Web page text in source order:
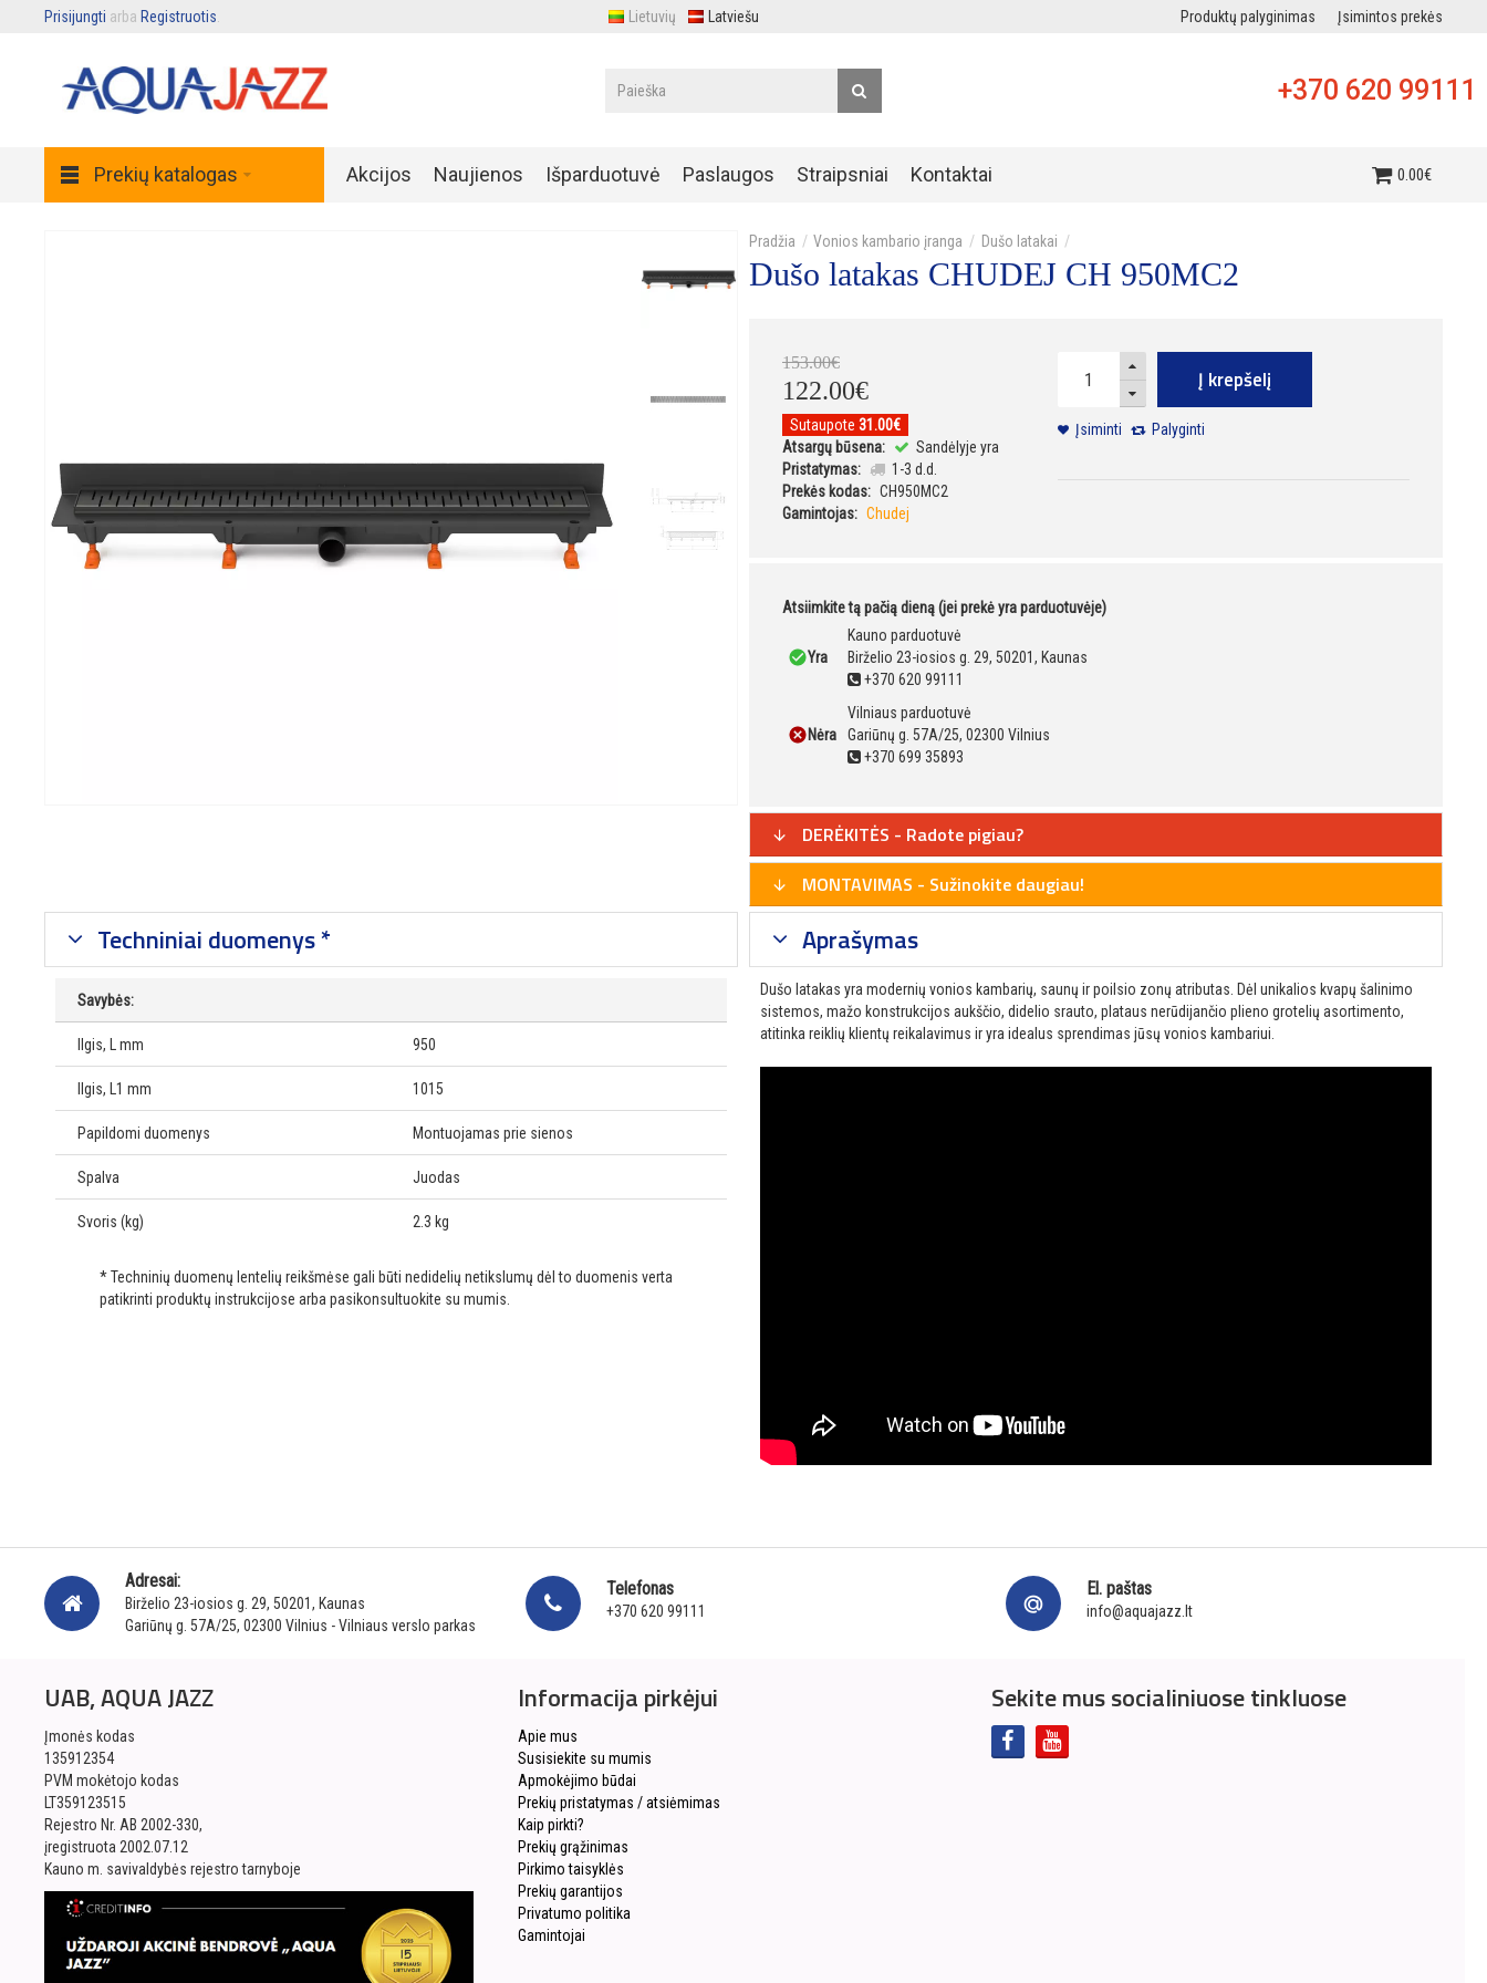
Prisijungti arba Registruotis Lietuvių Latviešu Produktų palyginimas Įsimintos prekės
+370 620 99111
Prekių katalogas Akcijos Naujienos Išparduotuvė Paslaugos Straipsniai Kontaktai 0.00€
Vonios kambario įranga Dušo latakai
Dušo latakas CHUDEJ CH 950MC2
153.00€
122.00€
Sutaupote 31.00€
Atsargų būsena:
Sandėlyje yra
Pristatymas:
1-3 d.d.
Prekės kodas: CH950MC2
Gamintojas: Chudej
Į krepšelį
Įsiminti Palyginti
Atsiimkite tą pačią dieną (jei prekė yra parduotuvėje)
Yra
Kauno parduotuvė
Birželio 23-iosios g. 29, 50201, Kaunas
+370 620 99111
Nėra
Vilniaus parduotuvė
Gariūnų g. 57A/25, 02300 Vilnius
+370 699 35893
DERĖKITĖS - Radote pigiau?
MONTAVIMAS - Sužinokite daugiau!
Techniniai duomenys *
Savybės:
Ilgis, L mm 950
Ilgis, L1 mm 1015
Papildomi duomenys Montuojamas prie sienos
Spalva Juodas
Svoris (kg) 2.3 kg
* Techninių duomenų lentelių reikšmėse gali būti nedidelių netikslumų dėl to duomenis verta
patikrinti produktų instrukcijose arba pasikonsultuokite su mumis.
Aprašymas
Dušo latakas yra modernių vonios kambarių, saunų ir poilsio zonų atributas. Dėl unikalios kvapų šalinimo
sistemos, mažo konstrukcijos aukščio, didelio srauto, plataus nerūdijančio plieno grotelių asortimento,
atitinka reiklių klientų reikalavimus ir yra idealus sprendimas jūsų vonios kambariui.
Adresai:
Birželio 23-iosios g. 29, 50201, Kaunas
Gariūnų g. 57A/25, 02300 Vilnius - Vilniaus verslo parkas
Telefonas
+370 620 99111
El. paštas
info@aquajazz.lt
UAB, AQUA JAZZ
Įmonės kodas
135912354
PVM mokėtojo kodas
LT359123515
Rejestro Nr. AB 2002-330,
įregistruota 2002.07.12
Kauno m. savivaldybės rejestro tarnyboje
Informacija pirkėjui
Apie mus
Susisiekite su mumis
Apmokėjimo būdai
Prekių pristatymas / atsiėmimas
Kaip pirkti?
Prekių grąžinimas
Pirkimo taisyklės
Prekių garantijos
Privatumo politika
Gamintojai
Sekite mus socialiniuose tinkluose